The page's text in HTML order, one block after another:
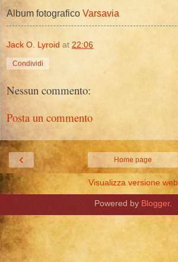
Album fotografico Varsavia
Jack O. Lyroid at 22:06
Condividi
Nessun commento:
Posta un commento
‹ Home page
Visualizza versione web
Powered by Blogger.